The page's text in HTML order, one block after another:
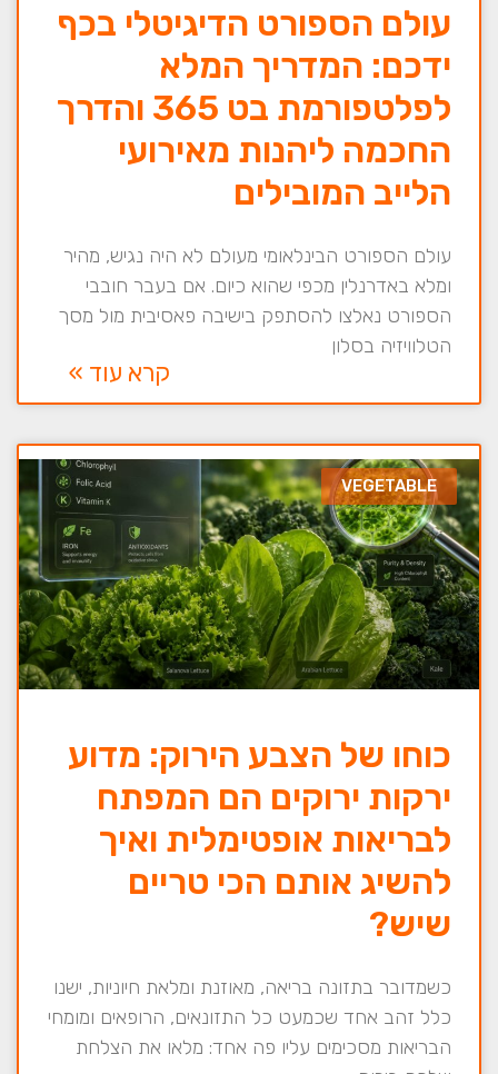
עולם הספורט הדיגיטלי בכף
ידכם: המדריך המלא
לפלטפורמת בט 365 והדרך
החכמה ליהנות מאירועי
הלייב המובילים
עולם הספורט הבינלאומי מעולם לא היה נגיש, מהיר
ומלא באדרנלין מכפי שהוא כיום. אם בעבר חובבי
הספורט נאלצו להסתפק בישיבה פאסיבית מול מסך
הטלוויזיה בסלון
קרא עוד »
VEGETABLE
כוחו של הצבע הירוק: מדוע
ירקות ירוקים הם המפתח
לבריאות אופטימלית ואיך
להשיג אותם הכי טריים
שיש?
כשמדובר בתזונה בריאה, מאוזנת ומלאת חיוניות, ישנו
כלל זהב אחד שכמעט כל התזונאים, הרופאים ומומחי
הבריאות מסכימים עליו פה אחד: מלאו את הצלחת